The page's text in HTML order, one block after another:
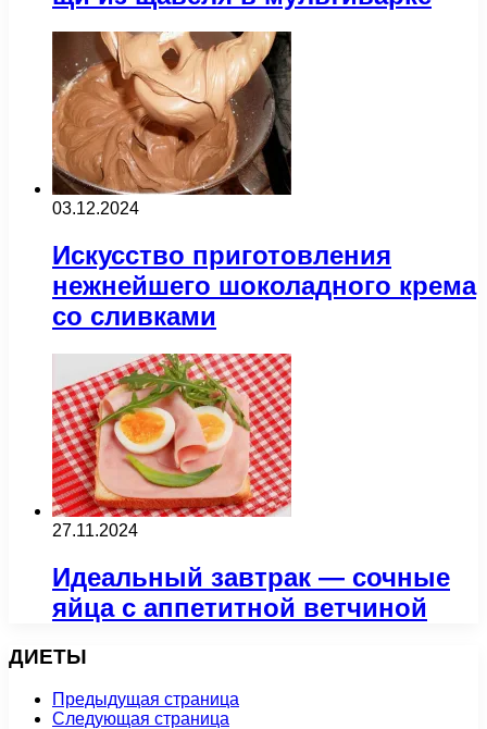
03.12.2024
Искусство приготовления
нежнейшего шоколадного крема
со сливками
27.11.2024
Идеальный завтрак — сочные
яйца с аппетитной ветчиной
ДИЕТЫ
Предыдущая страница
Следующая страница